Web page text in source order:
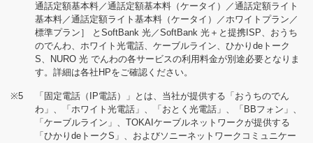
通話定額基本料／通話定額基本料（ケータイ）／通話定額ライト
基本料／通話定額ライト基本料（ケータイ）／ホワイトプラン／
標準プラン］ とSoftBank 光／SoftBank 光＋と提携ISP、おうち
のでんわ、ホワイト光電話、ケーブルライン、ひかりdeトーク
S、NURO 光 でんわの各サービスの利用料金が別途必要となりま
す。詳細は各社HPをご確認ください。
※5
「固定電話（IP電話）」とは、当社が提供する「おうちのでん
わ」、「ホワイト光電話」、「おとく光電話」、「BBフォン」、
「ケーブルライン」、TOKAIケーブルネットワークが提供する
「ひかりdeトークS」、およびソニーネットワークコミュニケー